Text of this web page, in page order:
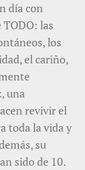
día con
las
los
el cariño,
una
revivir el
toda la vida y
su
sido de 10.